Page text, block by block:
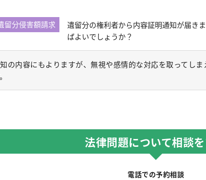
留分侵害額請求
遺留分の権利者から内容証明通知が届き
ばよいでしょうか？
の内容にもよりますが、無視や感情的な対応を取ってし
法律問題について相談
電話での予約相談